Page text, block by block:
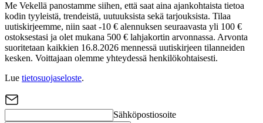
Me Vekellä panostamme siihen, että saat aina ajankohtaista tietoa
kodin tyyleistä, trendeistä, uutuuksista sekä tarjouksista. Tilaa
uutiskirjeemme, niin saat -10 € alennuksen seuraavasta yli 100 €
ostoksestasi ja olet mukana 500 € lahjakortin arvonnassa. Arvonta
suoritetaan kaikkien 16.8.2026 mennessä uutiskirjeen tilanneiden
kesken. Voittajaan olemme yhteydessä henkilökohtaisesti.
Lue tietosuojaseloste.
Sähköpostiosoite